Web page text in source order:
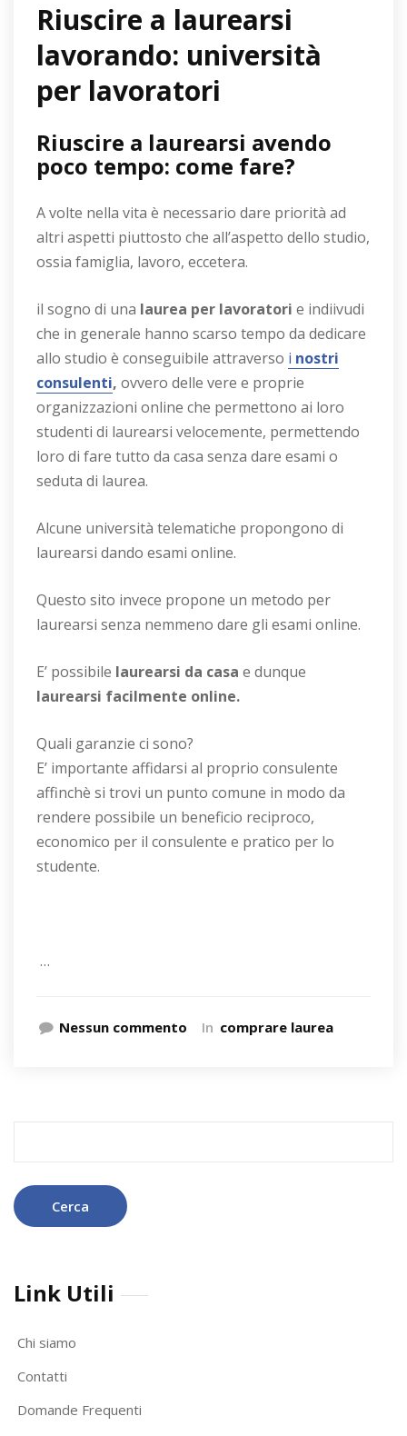
Riuscire a laurearsi
lavorando: università
per lavoratori
Riuscire a laurearsi avendo
poco tempo: come fare?
A volte nella vita è necessario dare priorità ad
altri aspetti piuttosto che all’aspetto dello studio,
ossia famiglia, lavoro, eccetera.
il sogno di una laurea per lavoratori e indiivudi
che in generale hanno scarso tempo da dedicare
allo studio è conseguibile attraverso i nostri
consulenti, ovvero delle vere e proprie
organizzazioni online che permettono ai loro
studenti di laurearsi velocemente, permettendo
loro di fare tutto da casa senza dare esami o
seduta di laurea.
Alcune università telematiche propongono di
laurearsi dando esami online.
Questo sito invece propone un metodo per
laurearsi senza nemmeno dare gli esami online.
E’ possibile laurearsi da casa e dunque
laurearsi facilmente online.
Quali garanzie ci sono?
E’ importante affidarsi al proprio consulente
affinchè si trovi un punto comune in modo da
rendere possibile un beneficio reciproco,
economico per il consulente e pratico per lo
studente.
…
Nessun commento In comprare laurea
Link Utili
Chi siamo
Contatti
Domande Frequenti